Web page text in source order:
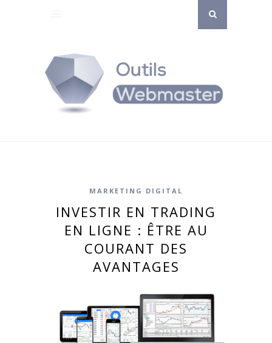
MARKETING DIGITAL
INVESTIR EN TRADING
EN LIGNE : ÊTRE AU
COURANT DES
AVANTAGES